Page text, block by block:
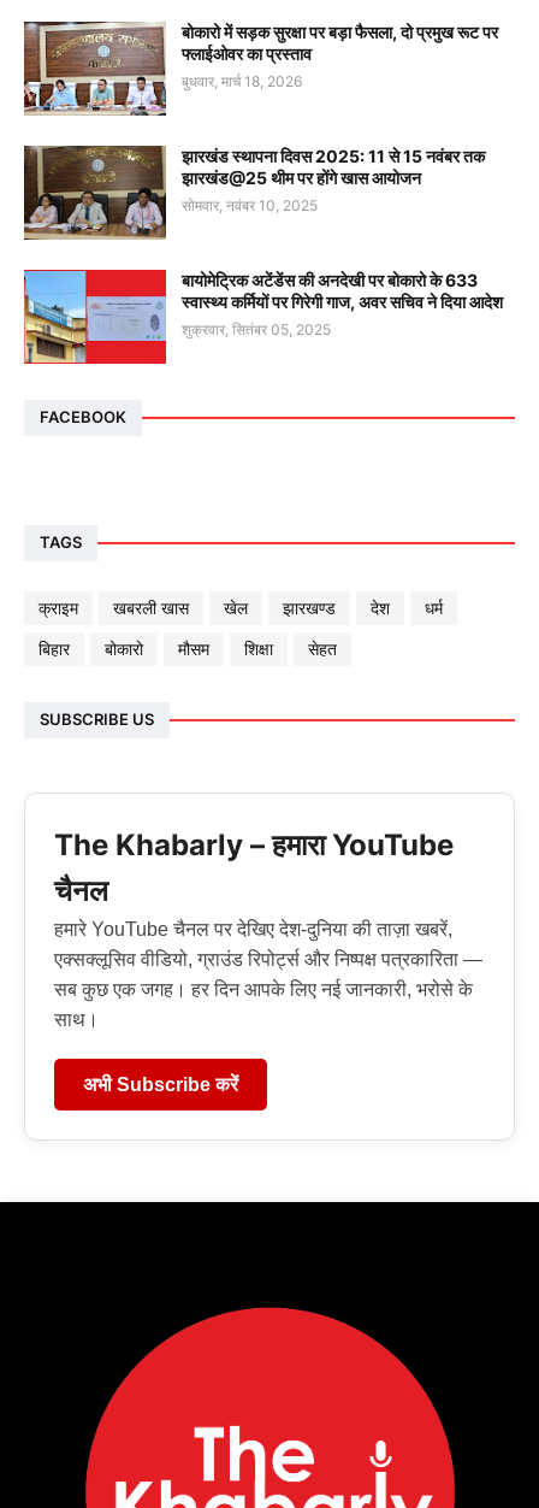
बोकारो में सड़क सुरक्षा पर बड़ा फैसला, दो प्रमुख रूट पर
फ्लाईओवर का प्रस्ताव
बुधवार, मार्च 18, 2026
झारखंड स्थापना दिवस 2025: 11 से 15 नवंबर तक
झारखंड@25 थीम पर होंगे खास आयोजन
सोमवार, नवंबर 10, 2025
बायोमेट्रिक अटेंडेंस की अनदेखी पर बोकारो के 633
स्वास्थ्य कर्मियों पर गिरेगी गाज, अवर सचिव ने दिया आदेश
शुक्रवार, सितंबर 05, 2025
FACEBOOK
TAGS
क्राइम खबरली खास खेल झारखण्ड देश
धर्म
बिहार
बोकारो मौसम शिक्षा सेहत
SUBSCRIBE US
The Khabarly – हमारा YouTube
चैनल
हमारे YouTube चैनल पर देखिए देश-दुनिया की ताज़ा खबरें,
एक्सक्लूसिव वीडियो, ग्राउंड रिपोर्ट्स और निष्पक्ष पत्रकारिता —
सब कुछ एक जगह। हर दिन आपके लिए नई जानकारी, भरोसे के
साथ।
अभी Subscribe करें